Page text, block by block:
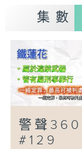
集數
警聲360
#129